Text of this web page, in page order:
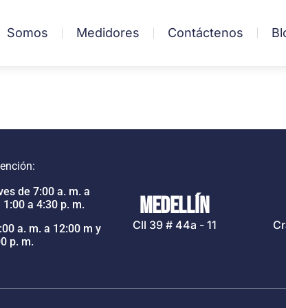
Somos Medidores Contáctenos
de 7:00 a. m. a
a 4:30 p. m.
a. m. a 12:00 m y
p. m.
MEDELLÍN
Cll 39 # 44a - 11